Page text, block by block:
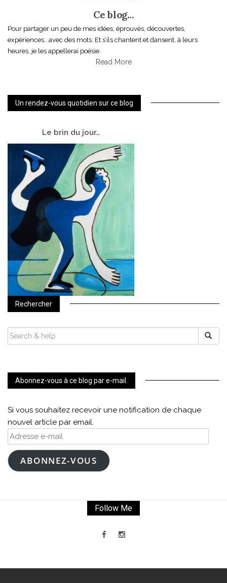
Ce blog...
Pour partager un peu de mes idées, éprouvés, découvertes,
expériences...avec des mots. Et s’ils chantent et dansent, à leurs
heures, je les appellerai poésie.
Read More
Un rendez-vous quotidien sur ce blog
Le brin du jour…
Rechercher
SEARCH
FOR:
Abonnez-vous à ce blog par e-mail.
Si vous souhaitez recevoir une notification de chaque
nouvel article par email.
Adresse
e-
mailABONNEZ-VOUS
Follow Me